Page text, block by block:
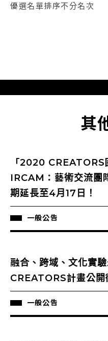
優選名單排序不分名次
其
「2020 CREATORS
IRCAM：藝術交流團
期延長至4月17日！
一般公告
融合、跨域、文化實
CREATORS計畫公開
一般公告